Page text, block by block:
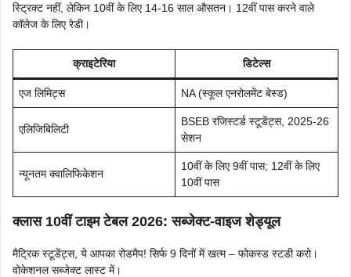
स्ट्रिक्ट नहीं, लेकिन 10वीं के लिए 14-16 साल औसतन। 12वीं पास करने वाले
कॉलेज के लिए रेडी।
क्राइटेरिया डिटेल्स
एज लिमिट्स NA (स्कूल एनरोलमेंट बेस्ड)
एलिजिबिलिटी
BSEB रजिस्टर्ड स्टूडेंट्स, 2025-26
सेशन
न्यूनतम क्वालिफिकेशन
10वीं के लिए 9वीं पास; 12वीं के लिए
10वीं पास
क्लास 10वीं टाइम टेबल 2026: सब्जेक्ट-वाइज शेड्यूल
मैट्रिक स्टूडेंट्स, ये आपका रोडमैप! सिर्फ 9 दिनों में खत्म – फोकस्ड स्टडी करो।
वोकेशनल सब्जेक्ट लास्ट में।